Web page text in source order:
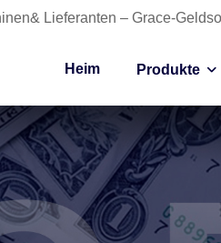
Lieferanten – Grace-
Heim Produkte